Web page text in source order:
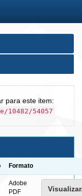
para este item:
54057
Formato
Adobe
PDF